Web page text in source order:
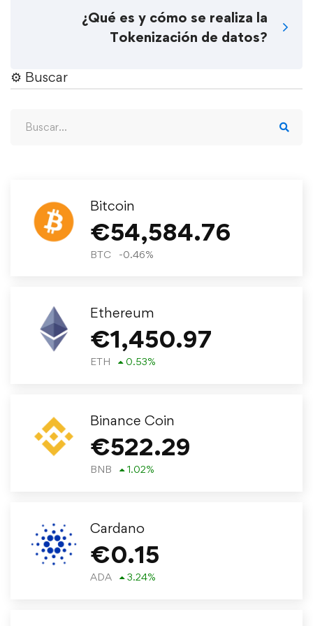
¿Qué es y cómo se realiza la
Tokenización de datos?
⚙︎ Buscar
Bitcoin
€54,584.76
BTC -0.46%
Ethereum
€1,450.97
ETH 0.53%
Binance Coin
€522.29
BNB 1.02%
Cardano
€0.15
ADA 3.24%